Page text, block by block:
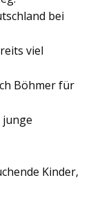
bei
viel
Böhmer für
junge
Kinder,